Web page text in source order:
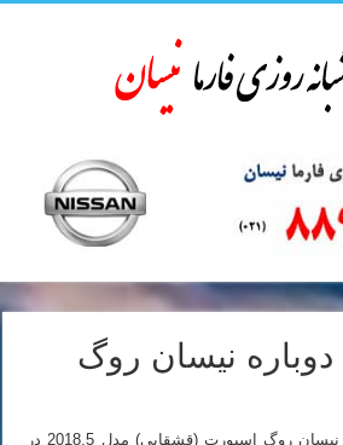
نیسان روگ
جدای از تغییرات حداقلی، نیسان روگ اسپورت (قشقایی) مدل 2018.5 در